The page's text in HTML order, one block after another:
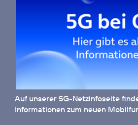
Auf unserer 5G-Netzinfoseite
Informationen zum neuen